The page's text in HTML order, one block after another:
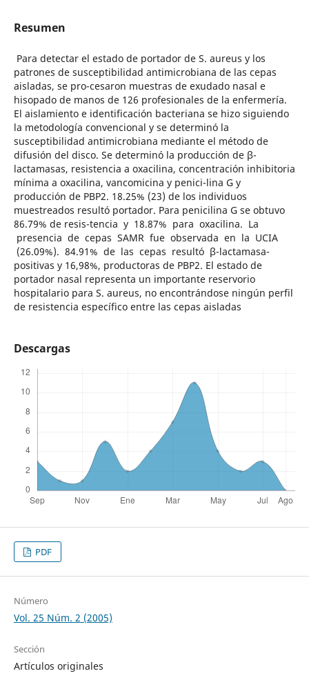
Resumen
Para detectar el estado de portador de S. aureus y los
patrones de susceptibilidad antimicrobiana de las cepas
aisladas, se pro-cesaron muestras de exudado nasal e
hisopado de manos de 126 profesionales de la enfermería.
El aislamiento e identificación bacteriana se hizo siguiendo
la metodología convencional y se determinó la
susceptibilidad antimicrobiana mediante el método de
difusión del disco. Se determinó la producción de β-
lactamasas, resistencia a oxacilina, concentración inhibitoria
mínima a oxacilina, vancomicina y penici-lina G y
producción de PBP2. 18.25% (23) de los individuos
muestreados resultó portador. Para penicilina G se obtuvo
86.79% de resis-tencia y 18.87% para oxacilina. La
presencia de cepas SAMR fue observada en la UCIA
(26.09%). 84.91% de las cepas resultó β-lactamasa-
positivas y 16,98%, productoras de PBP2. El estado de
portador nasal representa un importante reservorio
hospitalario para S. aureus, no encontrándose ningún perfil
de resistencia específico entre las cepas aisladas
Descargas
PDF
Número
Vol. 25 Núm. 2 (2005)
Sección
Artículos originales